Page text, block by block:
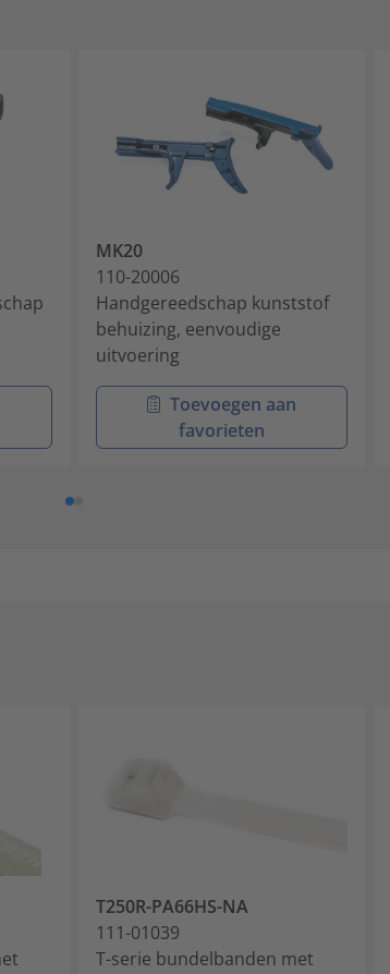
MK20
110-20006
Handgereedschap kunststof
behuizing, eenvoudige
uitvoering
Toevoegen aan
favorieten
T250R-PA66HS-NA
111-01039
T-serie bundelbanden met